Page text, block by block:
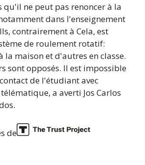
qu'il ne peut pas renoncer à la
dans l'enseignement
contrairement à Cela, est
de roulement rotatif:
la maison et d'autres en classe.
sont opposés. Il est impossible
de l'étudiant avec
a averti Jos Carlos
de